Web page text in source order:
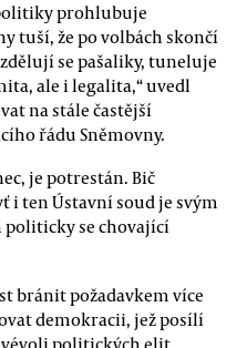
prohlubuje
tuší, že po volbách skončí
se pašaliky, tuneluje
ale i legalita,“ uvedl
na stále častější
řádu Sněmovny.
je potrestán. Bič
i ten Ústavní soud je svým
politicky se chovající
bránit požadavkem více
demokracii, jež posílí
politických elit.